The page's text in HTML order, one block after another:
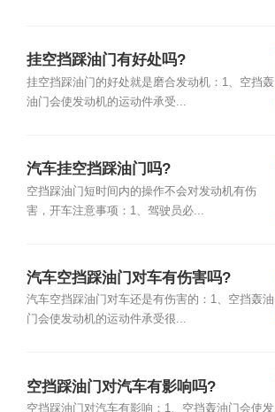
挂空挡踩油门有好处吗?
挂空挡踩油门的好处就是磨合发动机：1、空挡轰
油门会使发动机的运动件承受...
汽车挂空挡踩油门吗?
空挡踩油门短时间内的操作不会对发动机有伤
害，开车注意事项：1、驾驶员必...
汽车空挡踩油门对车有伤害吗?
汽车空挡踩油门对车还是有伤害的：1、空挡轰油
门会使发动机的运动件承受很...
空挡踩油门对汽车有影响吗?
空挡踩油门对汽车有影响：1、空挡轰油门会使发